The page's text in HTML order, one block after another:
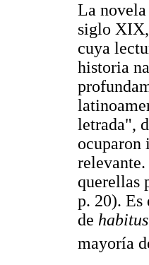
La novela
siglo
cuya
historia
letrada",
ocuparon
querellas
p. 20). Es
de habitus
mayoría